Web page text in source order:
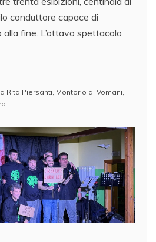
conduttore capace di
alla fine. L’ottavo spettacolo
Rita Piersanti Montorio al Vomani